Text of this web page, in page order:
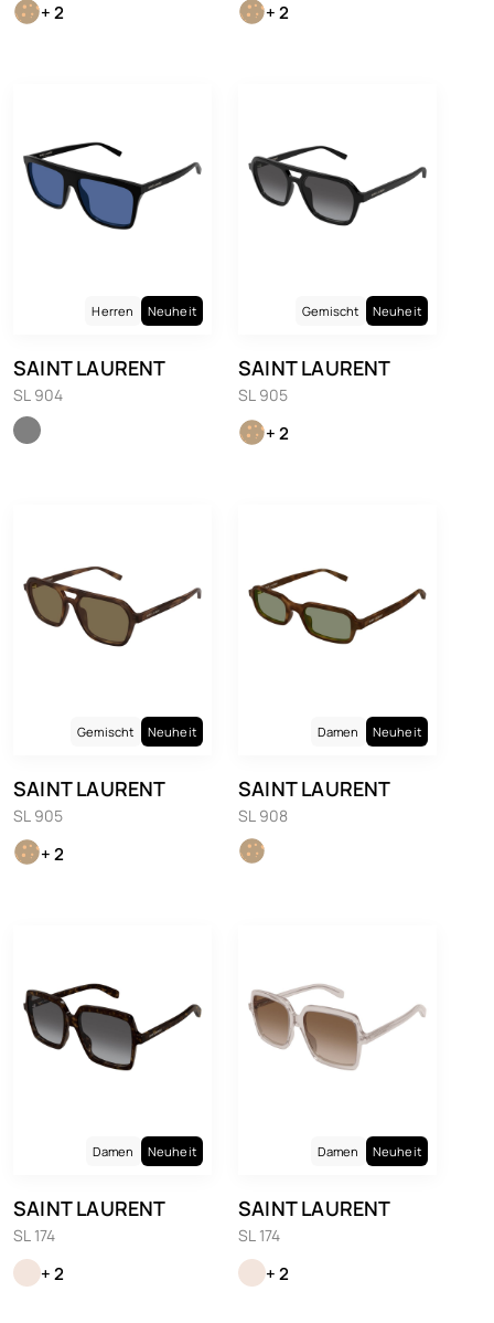
+ 2 + 2
Herren Neuheit
SAINT LAURENT
SL 904
Gemischt Neuheit
SAINT LAURENT
SL 905
+ 2
Gemischt Neuheit
SAINT LAURENT
SL 905
+ 2
Damen Neuheit
SAINT LAURENT
SL 908
Damen Neuheit
SAINT LAURENT
SL 174
+ 2
Damen Neuheit
SAINT LAURENT
SL 174
+ 2